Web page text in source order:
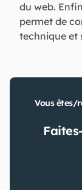
du web.
permet de
technique et
Vous êtes/